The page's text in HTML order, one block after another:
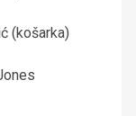
(košarka)